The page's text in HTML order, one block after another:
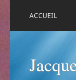
ACCUEIL